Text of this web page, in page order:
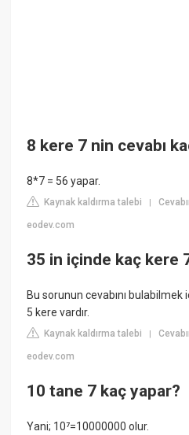
8 kere 7 nin cevabı
8*7 = 56 yapar.
Kaynak kaldırma talebi |
eodev.com
35 in içinde kaç kere
Bu sorunun cevabını
5 kere vardır.
Kaynak kaldırma talebi |
eodev.com
10 tane 7 kaç yapar?
Yani; 10⁷=10000000 olur.